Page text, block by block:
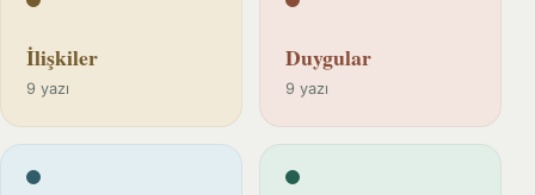
İlişkiler
9 yazı
Duygular
9 yazı